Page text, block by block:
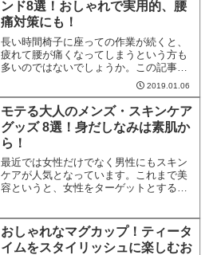
ンド8選！おしゃれで実用的、腰
痛対策にも！
長い時間椅子に座っての作業が続くと、
疲れて腰が痛くなってしまうという方も
多いのではないでしょうか。この記事で
はおしゃれでかつ実用的な、腰痛対策に
もおすすめしたい高級オフィスチェアを8
つ紹介していきます。それぞれに特徴的
な機能があるので、オフ...
2019.01.06
モテる大人のメンズ・スキンケア
グッズ 8選！身だしなみは素肌か
ら！
最近では女性だけでなく男性にもスキン
ケアが人気となっています。これまで美
容というと、女性をターゲットとする商
さまざまな男性用の美容グッスが販売さ
れ、人気の高さがうかがえ...
おしゃれなマグカップ！ティータ
イムをスタイリッシュに楽しむお